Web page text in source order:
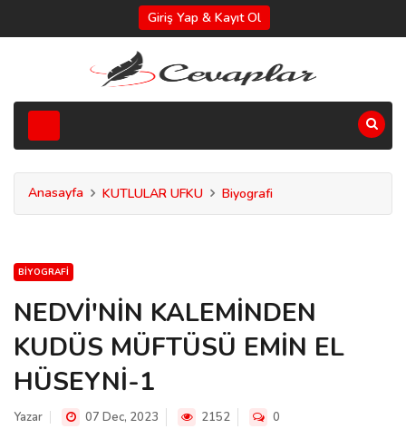
Giriş Yap & Kayıt Ol
Anasayfa KUTLULAR UFKU Biyografi
BIYOGRAFI
NEDVİ'NİN KALEMİNDEN
KUDÜS MÜFTÜSÜ EMİN EL
HÜSEYNİ-1
Yazar 07 Dec, 2023 2152 0